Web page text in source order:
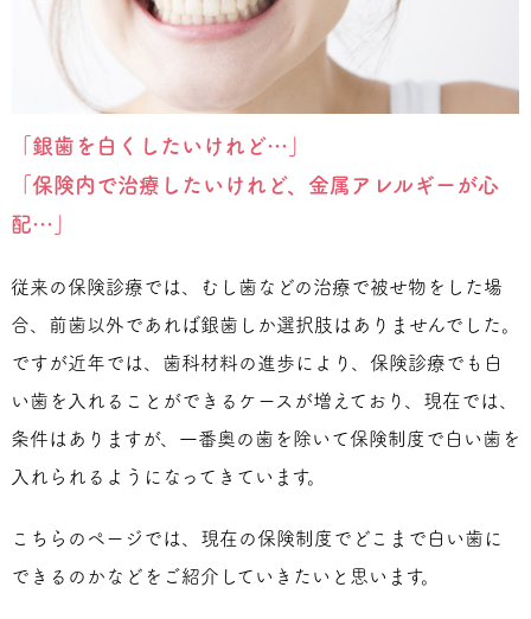
「銀歯を白くしたいけれど…」
「保険内で治療したいけれど、金属アレルギーが心
配…」
従来の保険診療では、むし歯などの治療で被せ物をした場
合、前歯以外であれば銀歯しか選択肢はありませんでした。
ですが近年では、歯科材料の進歩により、保険診療でも白
い歯を入れることができるケースが増えており、現在では、
条件はありますが、一番奥の歯を除いて保険制度で白い歯を
入れられるようになってきています。
こちらのページでは、現在の保険制度でどこまで白い歯に
できるのかなどをご紹介していきたいと思います。